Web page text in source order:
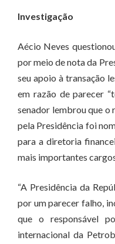
Investigação
Aécio Neves
por meio de nota da
seu apoio à transação
em razão de parecer
senador lembrou que
pela Presidência foi
para a diretoria
mais importantes
“A Presidência da
por um parecer falho,
que o responsável
internacional da